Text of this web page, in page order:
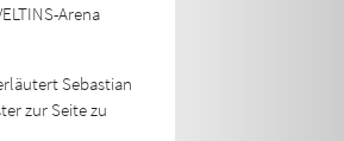
Arena
Sebastian
zur Seite zu